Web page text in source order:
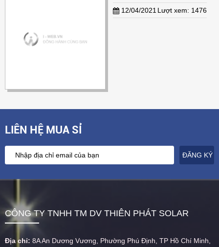
12/04/2021 Lượt xem: 1476
LIÊN HỆ MUA SỈ
CÔNG TY TNHH TM DV THIÊN PHÁT SOLAR
Địa chỉ: 8A An Dương Vương, Phường Phú Định, TP Hồ Chí Minh,